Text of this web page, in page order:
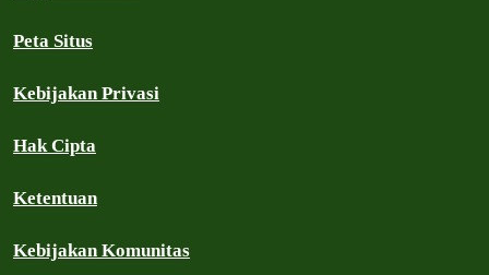
Peta Situs
Kebijakan Privasi
Hak Cipta
Ketentuan
Kebijakan Komunitas